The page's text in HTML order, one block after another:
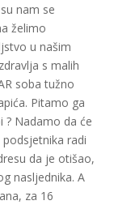
nam se
želimo
u našim
s malih
soba tužno
Pitamo ga
? Nadamo da će
radi
da je otišao,
nasljednika. A
za 16